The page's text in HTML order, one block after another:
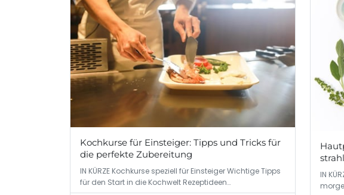
Kochkurse für Einsteiger: Tipps und Tricks für
die perfekte Zubereitung
IN KÜRZE Kochkurse speziell für Einsteiger Wichtige Tipps
für den Start in die Kochwelt Rezeptideen…
IN